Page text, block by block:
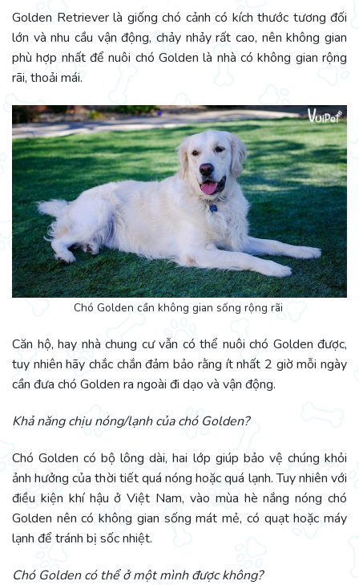
Golden Retriever là giống chó cảnh có kích thước tương đối
lớn và nhu cầu vận động, chảy nhảy rất cao, nên không gian
phù hợp nhất để nuôi chó Golden là nhà có không gian rộng
rãi, thoải mái.
Chó Golden cần không gian sống rộng rãi
Căn hộ, hay nhà chung cư vẫn có thể nuôi chó Golden được,
tuy nhiên hãy chắc chắn đảm bảo rằng ít nhất 2 giờ mỗi ngày
cần đưa chó Golden ra ngoài đi dạo và vận động.
Khả năng chịu nóng/lạnh của chó Golden?
Chó Golden có bộ lông dài, hai lớp giúp bảo vệ chúng khỏi
ảnh hưởng của thời tiết quá nóng hoặc quá lạnh. Tuy nhiên với
điều kiện khí hậu ở Việt Nam, vào mùa hè nắng nóng chó
Golden nên có không gian sống mát mẻ, có quạt hoặc máy
lạnh để tránh bị sốc nhiệt.
Chó Golden có thể ở một mình được không?